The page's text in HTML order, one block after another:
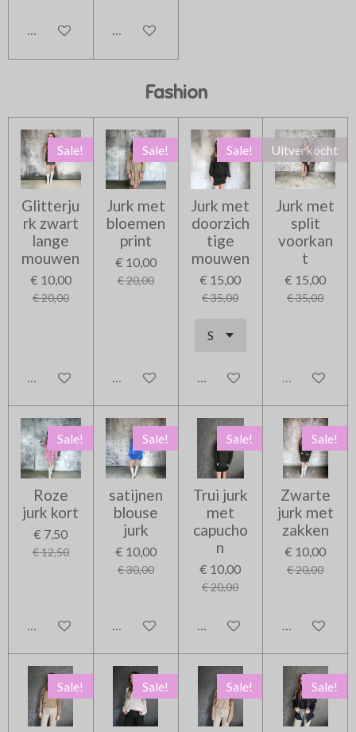
In winkelwagen In winkelwagen
Fashion
Sale!
Glitterju
rk zwart
lange
mouwen
€ 10,00
€ 20,00
In winkelwagen
Sale!
Jurk met
bloemen
print
€ 10,00
€ 20,00
In winkelwagen
Sale!
Jurk met
doorzich
tige
mouwen
€ 15,00
€ 35,00
In winkelwagen
Uitverkocht
Jurk met
split
voorkan
t
€ 15,00
€ 35,00
Uitverkocht
Sale!
Roze
jurk kort
€ 7,50
€ 12,50
In winkelwagen
Sale!
satijnen
blouse
jurk
€ 10,00
€ 30,00
In winkelwagen
Sale!
Trui jurk
met
capucho
n
€ 10,00
€ 20,00
In winkelwagen
Sale!
Zwarte
jurk met
zakken
€ 10,00
€ 20,00
In
Sale! Sale! Sale! Sale!